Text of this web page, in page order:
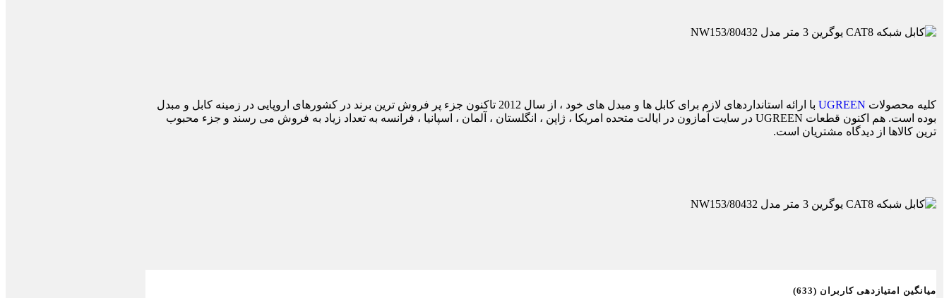
کلیه محصولات UGREEN
با ارائه استانداردهای لازم برای کابل ها و مبدل های خود ، از سال 2012 تاکنون جزء پر فروش ترین برند در کشورهای اروپایی در زمینه کابل و مبدل
بوده است. هم اکنون قطعات UGREEN در سایت آمازون در ایالت متحده امریکا ، ژاپن ، انگلستان ، آلمان ، اسپانیا ، فرانسه به تعداد زیاد به فروش می رسند و جزء محبوب
ترین کالاها از دیدگاه مشتریان است.
میانگین امتیازدهی کاربران (633)